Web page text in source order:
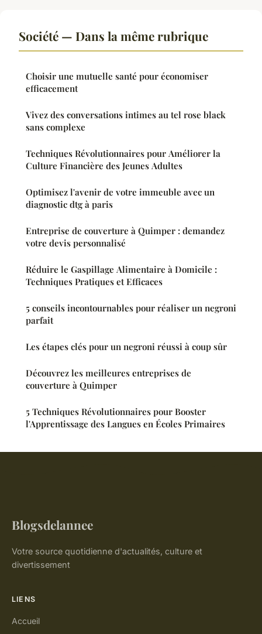
Société — Dans la même rubrique
Choisir une mutuelle santé pour économiser
efficacement
Vivez des conversations intimes au tel rose black
sans complexe
Techniques Révolutionnaires pour Améliorer la
Culture Financière des Jeunes Adultes
Optimisez l'avenir de votre immeuble avec un
diagnostic dtg à paris
Entreprise de couverture à Quimper : demandez
votre devis personnalisé
Réduire le Gaspillage Alimentaire à Domicile :
Techniques Pratiques et Efficaces
5 conseils incontournables pour réaliser un negroni
parfait
Les étapes clés pour un negroni réussi à coup sûr
Découvrez les meilleures entreprises de
couverture à Quimper
5 Techniques Révolutionnaires pour Booster
l'Apprentissage des Langues en Écoles Primaires
Blogsdelannee
Votre source quotidienne d'actualités, culture et
divertissement
LIENS
Accueil